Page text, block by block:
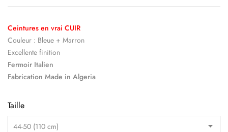
Ceintures en vrai CUIR
Couleur : Bleue + Marron
Excellente finition
Fermoir Italien
Fabrication Made in Algeria
Taille